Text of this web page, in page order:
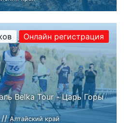
Belka Tour - Царь Горы
//Алтайский край
Онлайн регистрация